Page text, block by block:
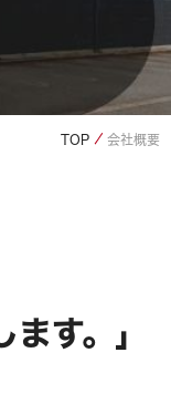
TOP 会社概要
ます。」